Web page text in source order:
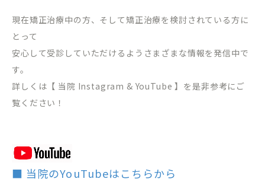
現在矯正治療中の方、そして矯正治療を検討されている方に
とって
安心して受診していただけるようさまざまな情報を発信中で
す。
詳しくは【 当院 Instagram & YouTube 】を是非参考にご
覧ください！
■ 当院のYouTubeはこちらから